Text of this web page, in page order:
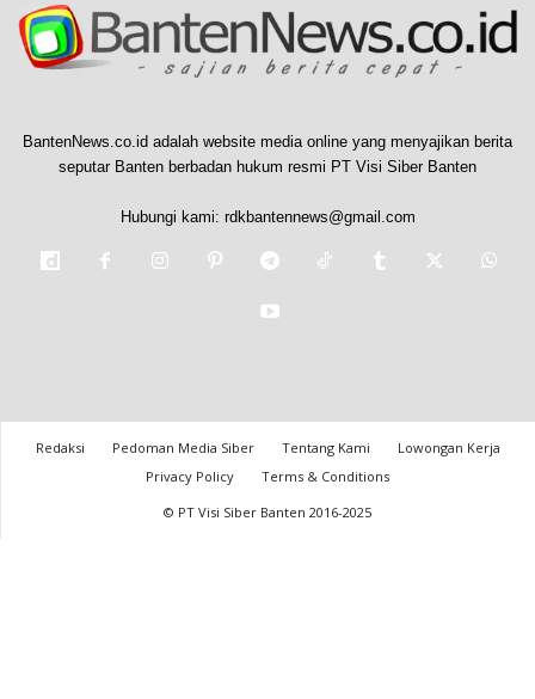
BantenNews.co.id adalah website media online yang menyajikan berita
seputar Banten berbadan hukum resmi PT Visi Siber Banten
Hubungi kami: rdkbantennews@gmail.com
Redaksi Pedoman Media Siber Tentang Kami
Lowongan Kerja
Privacy Policy
Terms & Conditions
© PT Visi Siber Banten 2016-2025